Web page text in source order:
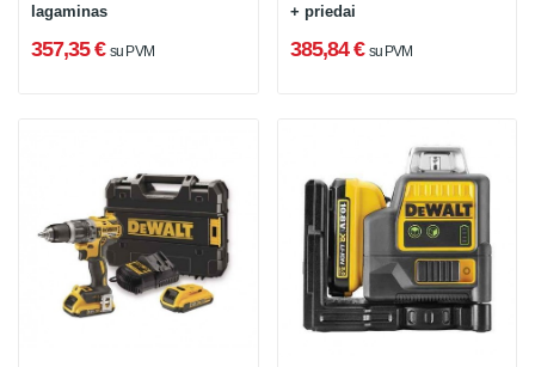
lagaminas
357,35 € su PVM
+ priedai
385,84 € su PVM